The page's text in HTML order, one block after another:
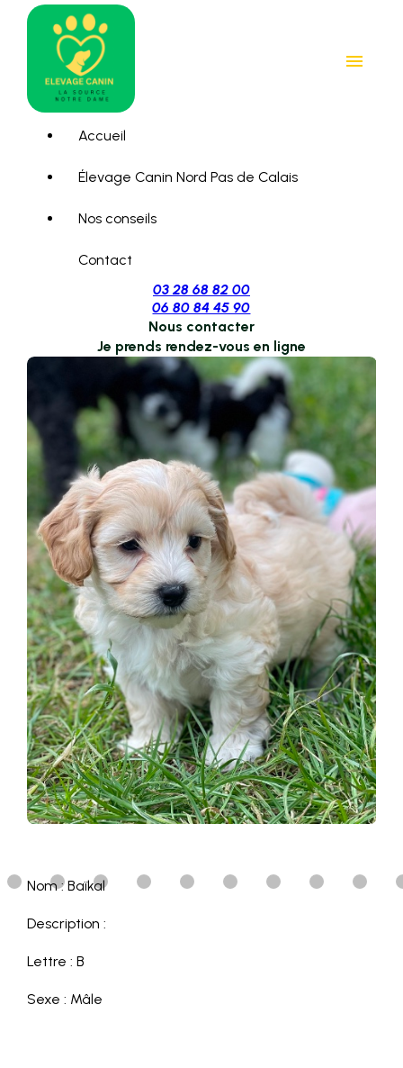
menu
Accueil
Élevage Canin Nord Pas de Calais
Nos conseils
Contact
03 28 68 82 00
06 80 84 45 90
Nous contacter
Je prends rendez-vous en ligne
Nom : Baïkal
Description :
Lettre : B
Sexe : Mâle
Panneau de gestion des cookies